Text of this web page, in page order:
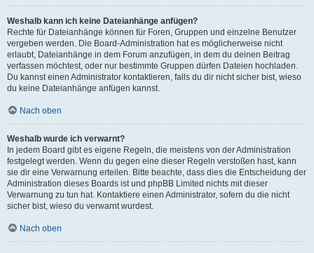
Weshalb kann ich keine Dateianhänge anfügen?
Rechte für Dateianhänge können für Foren, Gruppen und einzelne Benutzer
vergeben werden. Die Board-Administration hat es möglicherweise nicht
erlaubt, Dateianhänge in dem Forum anzufügen, in dem du deinen Beitrag
verfassen möchtest, oder nur bestimmte Gruppen dürfen Dateien hochladen.
Du kannst einen Administrator kontaktieren, falls du dir nicht sicher bist, wieso
du keine Dateianhänge anfügen kannst.
Nach oben
Weshalb wurde ich verwarnt?
In jedem Board gibt es eigene Regeln, die meistens von der Administration
festgelegt werden. Wenn du gegen eine dieser Regeln verstoßen hast, kann
sie dir eine Verwarnung erteilen. Bitte beachte, dass dies die Entscheidung der
Administration dieses Boards ist und phpBB Limited nichts mit dieser
Verwarnung zu tun hat. Kontaktiere einen Administrator, sofern du die nicht
sicher bist, wieso du verwarnt wurdest.
Nach oben